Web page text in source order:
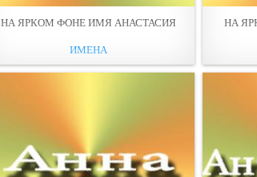
НА ЯРКОМ ФОНЕ ИМЯ АНАСТАСИЯ
ИМЕНА
НА